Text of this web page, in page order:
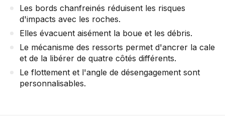
Les bords chanfreinés réduisent les risques
d'impacts avec les roches.
Elles évacuent aisément la boue et les débris.
Le mécanisme des ressorts permet d'ancrer la cale
et de la libérer de quatre côtés différents.
Le flottement et l'angle de désengagement sont
personnalisables.